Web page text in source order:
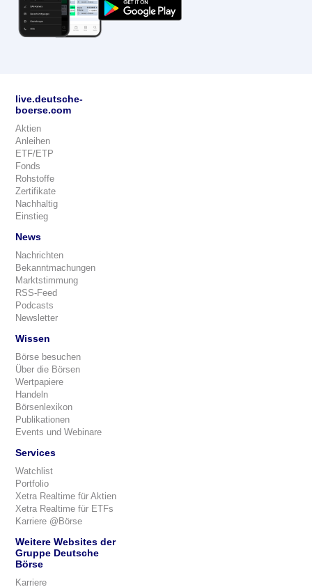
live.deutsche-
boerse.com
Aktien
Anleihen
ETF/ETP
Fonds
Rohstoffe
Zertifikate
Nachhaltig
Einstieg
News
Nachrichten
Bekanntmachungen
Marktstimmung
RSS-Feed
Podcasts
Newsletter
Wissen
Börse besuchen
Über die Börsen
Wertpapiere
Handeln
Börsenlexikon
Publikationen
Events und Webinare
Services
Watchlist
Portfolio
Xetra Realtime für Aktien
Xetra Realtime für ETFs
Karriere @Börse
Weitere Websites der
Gruppe Deutsche
Börse
Karriere